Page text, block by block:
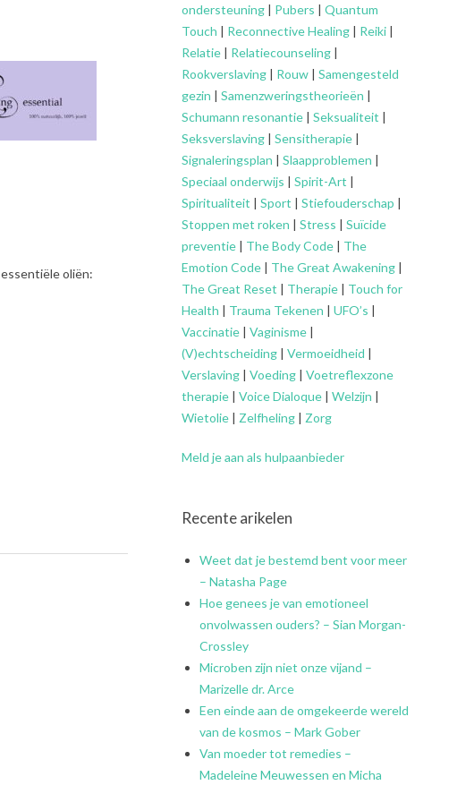
oliën:
ondersteuning | Pubers | Quantum
Touch | Reconnective Healing | Reiki |
Relatie | Relatiecounseling |
Rookverslaving | Rouw | Samengesteld
gezin | Samenzweringstheorieën |
Schumann resonantie | Seksualiteit |
Seksverslaving | Sensitherapie |
Signaleringsplan | Slaapproblemen |
Speciaal onderwijs | Spirit-Art |
Spiritualiteit | Sport | Stiefouderschap |
Stoppen met roken | Stress | Suïcide
preventie | The Body Code | The
Emotion Code | The Great Awakening |
The Great Reset | Therapie | Touch for
Health | Trauma Tekenen | UFO’s |
Vaccinatie | Vaginisme |
(V)echtscheiding | Vermoeidheid |
Verslaving | Voeding | Voetreflexzone
therapie | Voice Dialoque | Welzijn |
Wietolie | Zelfheling | Zorg
Meld je aan als hulpaanbieder
Recente arikelen
Weet dat je bestemd bent voor meer
– Natasha Page
Hoe genees je van emotioneel
onvolwassen ouders? – Sian Morgan-
Crossley
Microben zijn niet onze vijand –
Marizelle dr. Arce
Een einde aan de omgekeerde wereld
van de kosmos – Mark Gober
Van moeder tot remedies –
Madeleine Meuwessen en Micha